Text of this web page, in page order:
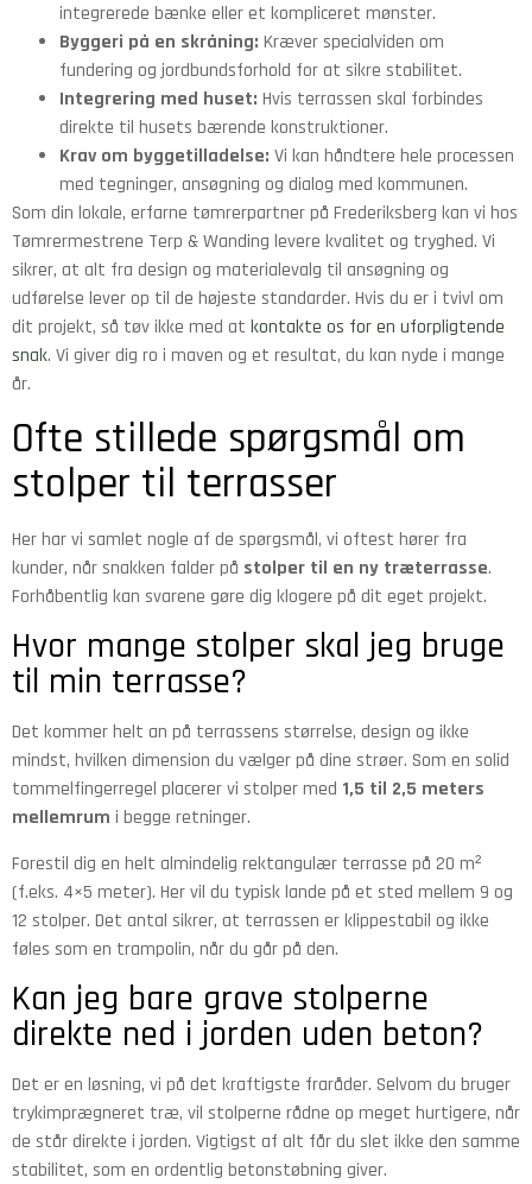
integrerede bænke eller et kompliceret mønster.
Byggeri på en skråning: Kræver specialviden om
fundering og jordbundsforhold for at sikre stabilitet.
Integrering med huset: Hvis terrassen skal forbindes
direkte til husets bærende konstruktioner.
Krav om byggetilladelse: Vi kan håndtere hele processen
med tegninger, ansøgning og dialog med kommunen.
Som din lokale, erfarne tømrerpartner på Frederiksberg kan vi hos
Tømrermestrene Terp & Wanding levere kvalitet og tryghed. Vi
sikrer, at alt fra design og materialevalg til ansøgning og
udførelse lever op til de højeste standarder. Hvis du er i tvivl om
dit projekt, så tøv ikke med at kontakte os for en uforpligtende
snak. Vi giver dig ro i maven og et resultat, du kan nyde i mange
år.
Ofte stillede spørgsmål om
stolper til terrasser
Her har vi samlet nogle af de spørgsmål, vi oftest hører fra
kunder, når snakken falder på stolper til en ny træterrasse.
Forhåbentlig kan svarene gøre dig klogere på dit eget projekt.
Hvor mange stolper skal jeg bruge
til min terrasse?
Det kommer helt an på terrassens størrelse, design og ikke
mindst, hvilken dimension du vælger på dine strøer. Som en solid
tommelfingerregel placerer vi stolper med 1,5 til 2,5 meters
mellemrum i begge retninger.
Forestil dig en helt almindelig rektangulær terrasse på 20 m²
(f.eks. 4×5 meter). Her vil du typisk lande på et sted mellem 9 og
12 stolper. Det antal sikrer, at terrassen er klippestabil og ikke
føles som en trampolin, når du går på den.
Kan jeg bare grave stolperne
direkte ned i jorden uden beton?
Det er en løsning, vi på det kraftigste fraråder. Selvom du bruger
trykimprægneret træ, vil stolperne rådne op meget hurtigere, når
de står direkte i jorden. Vigtigst af alt får du slet ikke den samme
stabilitet, som en ordentlig betonstøbning giver.